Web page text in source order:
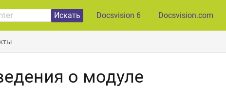
Искать Docsvision 6 Docsvision.com
о модуле